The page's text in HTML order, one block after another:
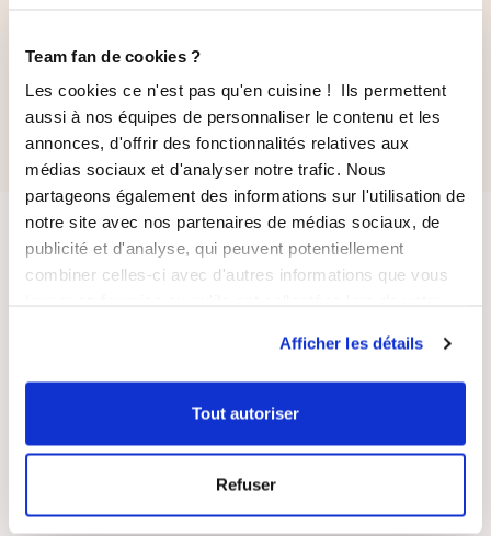
Team fan de cookies ?
Les cookies ce n'est pas qu'en cuisine ! Ils permettent
aussi à nos équipes de personnaliser le contenu et les
annonces, d'offrir des fonctionnalités relatives aux
médias sociaux et d'analyser notre trafic. Nous
partageons également des informations sur l'utilisation de
notre site avec nos partenaires de médias sociaux, de
publicité et d'analyse, qui peuvent potentiellement
combiner celles-ci avec d'autres informations que vous
Afficher les détails
Tout autoriser
Refuser
16,80 € 5,60 €
SUIVIE
SÉCURISÉ